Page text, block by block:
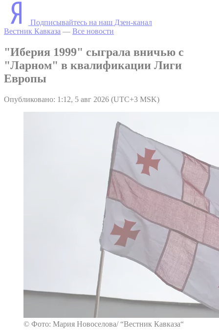
Подписывайтесь на наш Дзен-канал
Вестник Кавказа — Все новости
"Иберия 1999" сыграла вничью с
"Ларном" в квалификации Лиги
Европы
Опубликовано: 1:12, 5 авг 2026 (UTC+3 MSK)
© Фото: Мария Новоселова/ “Вестник Кавказа“